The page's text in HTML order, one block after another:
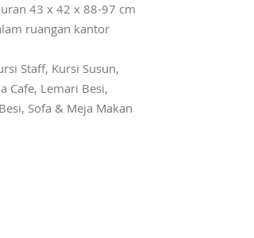
43 x 42 x 88-97 cm
ruangan kantor
Staff, Kursi Susun,
Cafe, Lemari Besi,
Sofa & Meja Makan